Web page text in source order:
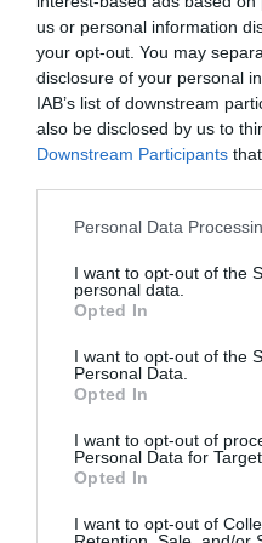
us or personal information
your opt-out. You may
disclosure of your personal
IAB’s list of downstream
also be disclosed by us to
Downstream Participants
Personal Data
I want to opt-out of the
personal data.
Opted In
I want to opt-out of the
Personal Data.
Opted In
I want to opt-out of
Personal Data for
Opted In
I want to opt-out of
Ο 11χρονος είχε
πανεπιστημιακό
από όπου πήρε
«Είναι καλά, είναι
αλλιώς να το
μητέρα του, όταν
δημοσιογράφους για
του γιου της.
Νακάλα Μάρι δήλωσε
τα άλλα παιδιά της
στις 4 τα